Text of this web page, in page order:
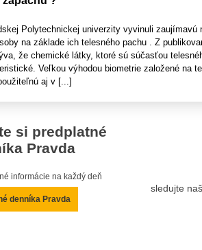
Polytechnickej univerzity vyvinuli zaujímavú
na základe ich telesného pachu . Z
že chemické látky, ktoré sú súčasťou
Veľkou výhodou biometrie založené na
aj v [...]
si predplatné
Pravda
informácie na každý deň
denníka Pravda
sledujte